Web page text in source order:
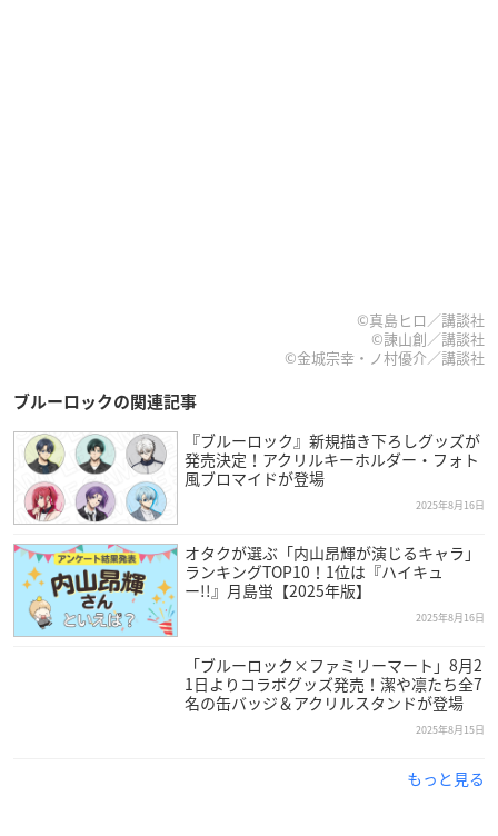
©真島ヒロ／講談社
©諫山創／講談社
©金城宗幸・ノ村優介／講談社
ブルーロックの関連記事
『ブルーロック』新規描き下ろしグッズが
発売決定！アクリルキーホルダー・フォト
風ブロマイドが登場
2025年8月16日
オタクが選ぶ「内山昂輝が演じるキャラ」
ランキングTOP10！1位は『ハイキュ
ー!!』月島蛍【2025年版】
2025年8月16日
「ブルーロック×ファミリーマート」8月2
1日よりコラボグッズ発売！潔や凛たち全7
名の缶バッジ＆アクリルスタンドが登場
2025年8月15日
もっと見る